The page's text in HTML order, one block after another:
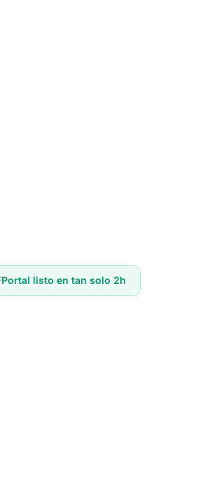
Portal listo en tan solo 2h